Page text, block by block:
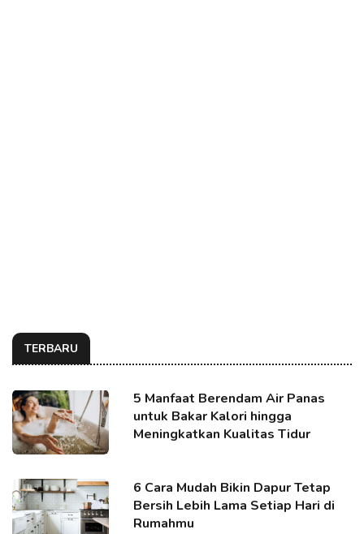
TERBARU
5 Manfaat Berendam Air Panas
untuk Bakar Kalori hingga
Meningkatkan Kualitas Tidur
6 Cara Mudah Bikin Dapur Tetap
Bersih Lebih Lama Setiap Hari di
Rumahmu